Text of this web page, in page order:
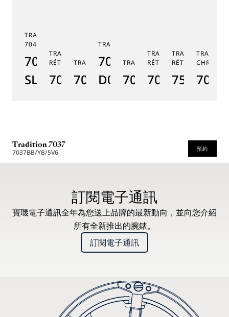
TRADITION TOURBILLON
7047
7047PT/YY/5ZU
SL
TRADITION SECONDE
RÉTROGRADE 7097
7097BR/GB/3WU
TRADITION GMT 7067
7067PT/NM/5W601
TRADITION 7038
7038BB/N9/7V6
D0
TRADITION 7037
7037PT/N9/5V6
TRADITION SECONDE
RÉTROGRADE 7035
7035BH/H2/
TRADITION
RÉTROGRADE
7597BB/
Tradition 7037
7037BB/YB/5V6 預約
訂閱電子通訊
寶璣電子通訊全年為您送上品牌的最新動向，並向您介紹
所有全新推出的腕錶。
訂閱電子通訊